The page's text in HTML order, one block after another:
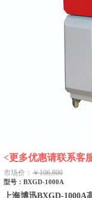
<更多优惠请联系客
市场价： ￥106,800
型号：BXGD-1000A
上海博迅BXGD-1000A